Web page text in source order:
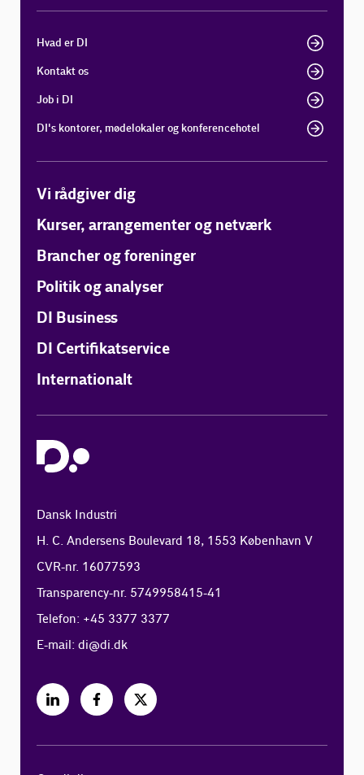
Hvad er DI
Kontakt os
Job i DI
DI's kontorer, mødelokaler og konferencehotel
Vi rådgiver dig
Kurser, arrangementer og netværk
Brancher og foreninger
Politik og analyser
DI Business
DI Certifikatservice
Internationalt
Dansk Industri
H. C. Andersens Boulevard 18, 1553 København V
CVR-nr. 16077593
Transparency-nr. 5749958415-41
Telefon: +45 3377 3377
E-mail:di@di.dk